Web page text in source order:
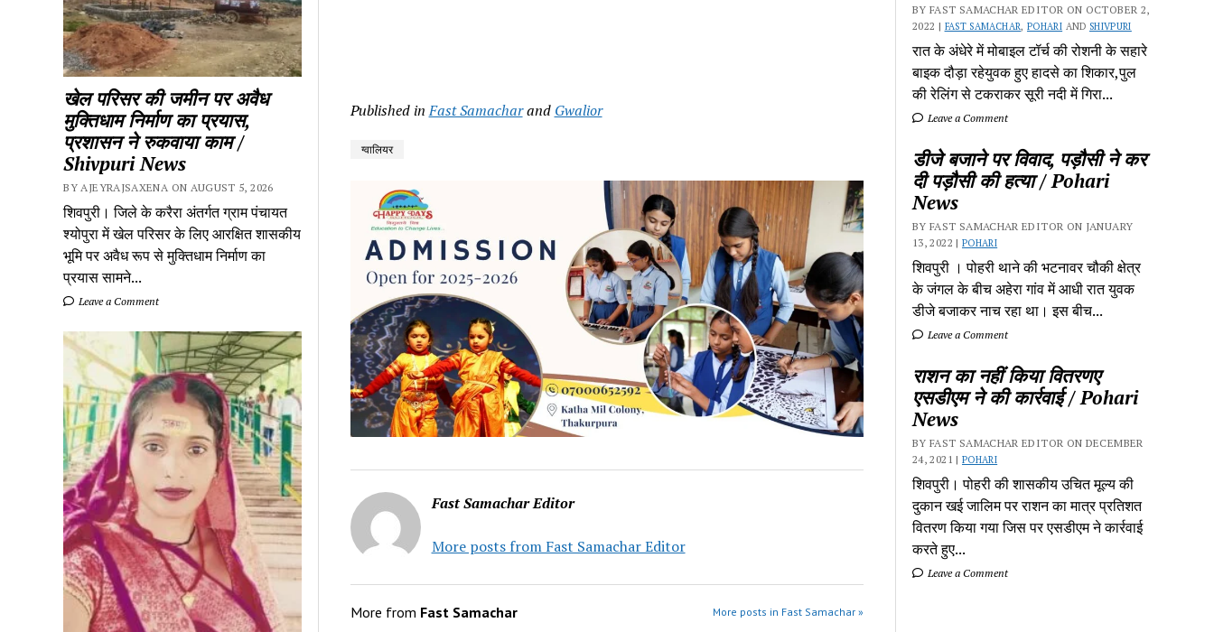
खेल परिसर की जमीन पर अवैध
मुक्तिधाम निर्माण का प्रयास,
प्रशासन ने रुकवाया काम /
Shivpuri News
BY AJEYRAJSAXENA ON AUGUST 5, 2026
शिवपुरी। जिले के करैरा अंतर्गत ग्राम पंचायत
श्योपुरा में खेल परिसर के लिए आरक्षित शासकीय
भूमि पर अवैध रूप से मुक्तिधाम निर्माण का
प्रयास सामने...
Leave a Comment
Published in Fast Samacharand Gwalior
ग्वालियर
Fast Samachar Editor
More posts from Fast Samachar Editor
More from Fast Samachar More posts in Fast Samachar »
BY FAST SAMACHAR EDITOR ON OCTOBER 2,
2022 | FAST SAMACHAR, POHARI AND SHIVPURI
रात के अंधेरे में मोबाइल टॉर्च की रोशनी के सहारे
बाइक दौड़ा रहेयुवक हुए हादसे का शिकार,पुल
की रेलिंग से टकराकर सूरी नदी में गिरा...
Leave a Comment
डीजे बजाने पर विवाद, पड़ौसी ने कर
दी पड़ौसी की हत्या / Pohari
News
BY FAST SAMACHAR EDITOR ON JANUARY
13, 2022 | POHARI
शिवपुरी‎ । पोहरी थाने की भटनावर चौकी क्षेत्र‎
के जंगल के बीच अहेरा गांव में‎ आधी रात युवक
डीजे बजाकर‎ नाच रहा था। इस बीच...
Leave a Comment
राशन का नहीं किया वितरणए
एसडीएम ने की कार्रवाई / Pohari
News
BY FAST SAMACHAR EDITOR ON DECEMBER
24, 2021 | POHARI
शिवपुरी। पोहरी की शासकीय उचित मूल्य की
दुकान खई जालिम पर राशन का मात्र प्रतिशत
वितरण किया गया जिस पर एसडीएम ने कार्रवाई
करते हुए...
Leave a Comment